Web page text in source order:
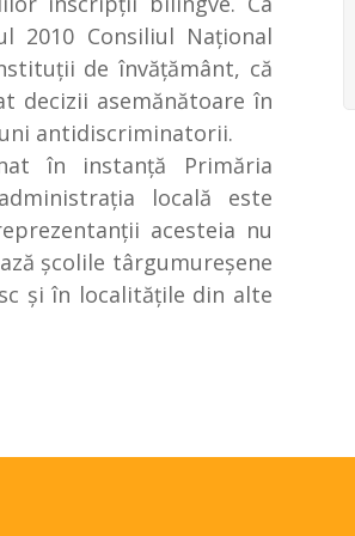
2010 Consiliul Naţional
de învăţământ, că
decizii asemănătoare în
antidiscriminatorii.
în instanţă Primăria
locală este
acesteia nu
şcolile târgumureşene
şi în localităţile din alte